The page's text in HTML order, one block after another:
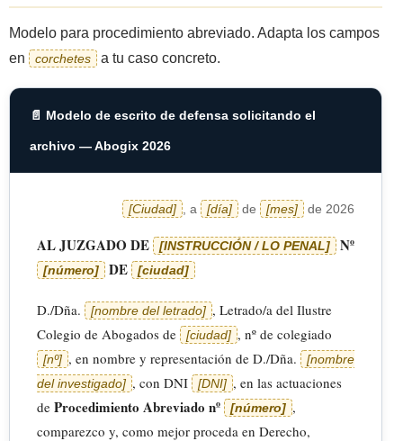
Modelo para procedimiento abreviado. Adapta los campos
en
corchetes a tu caso concreto.
📄 Modelo de escrito de defensa solicitando el
archivo — Abogix 2026
[Ciudad] , a [día] de [mes] de 2026
AL JUZGADO DE [INSTRUCCIÓN / LO PENAL] Nº
[número] DE [ciudad]
D./Dña. [nombre del letrado] , Letrado/a del Ilustre
Colegio de Abogados de
[ciudad] , nº de colegiado
[nº] , en nombre y representación de D./Dña.
[nombre
del investigado] , con DNI [DNI] , en las actuaciones
de Procedimiento Abreviado nº [número] ,
comparezco y, como mejor proceda en Derecho,